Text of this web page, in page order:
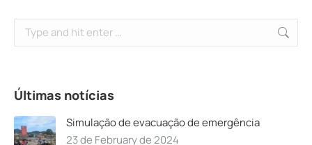
Últimas notícias
Simulação de evacuação de emergência
23 de February de 2024